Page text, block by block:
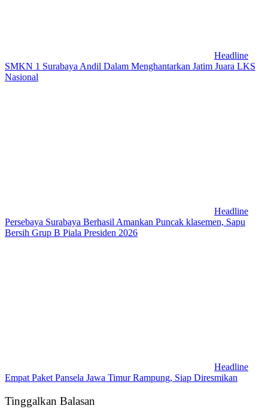
Headline
SMKN 1 Surabaya Andil Dalam Menghantarkan Jatim Juara LKS
Nasional
Headline
Persebaya Surabaya Berhasil Amankan Puncak klasemen, Sapu
Bersih Grup B Piala Presiden 2026
Headline
Empat Paket Pansela Jawa Timur Rampung, Siap Diresmikan
Tinggalkan Balasan